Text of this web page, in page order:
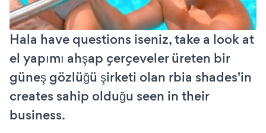
Hala have questions iseniz, take a look at
el yapımı ahşap çerçeveler üreten bir
güneş gözlüğü şirketi olan rbia shades'in
creates sahip olduğu seen in their
business.